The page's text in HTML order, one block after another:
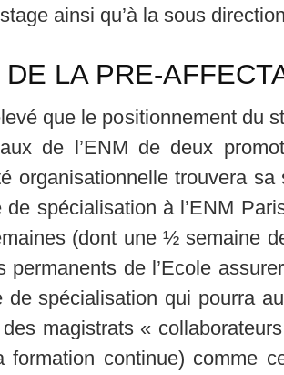
ainsi qu’à la sous
LA PRE-
que le positionnement du
de l’ENM de deux
organisationnelle trouvera
de spécialisation à l’ENM
(dont une ½ semaine
permanents de l’Ecole
de spécialisation qui pourra
magistrats «
formation continue) comme